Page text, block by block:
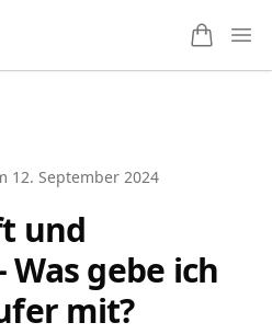
12. September 2024
und
gebe ich
mit?